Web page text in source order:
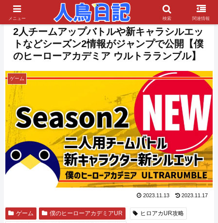
2人チームアップバトルや新キャラシルエッ
トなどシーズン2情報がジャンプで公開【僕
のヒーローアカデミア ウルトラランブル】
ゲーム
2023.11.13 2023.11.17
ゲーム 僕のヒーローアカデミアUR
ヒロアカUR攻略
メニュー 検索 関連情報